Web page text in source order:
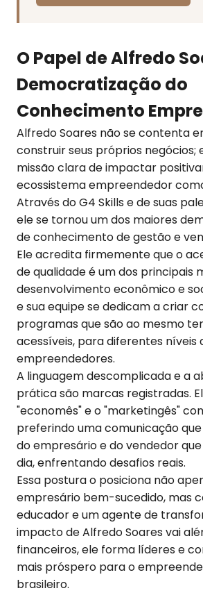
O Papel de Alfredo
Democratização do
Conhecimento
Alfredo Soares não se contenta
construir seus próprios negócios;
missão clara de impactar
ecossistema empreendedor
Através do G4 Skills e de suas
ele se tornou um dos maiores
de conhecimento de gestão e
Ele acredita firmemente que o
de qualidade é um dos principais
desenvolvimento econômico e
e sua equipe se dedicam a criar
programas que são ao mesmo
acessíveis, para diferentes níveis
empreendedores.
A linguagem descomplicada e a
prática são marcas registradas.
"economês" e o "marketingês"
preferindo uma comunicação
do empresário e do vendedor
dia, enfrentando desafios reais.
Essa postura o posiciona não
empresário bem-sucedido, mas
educador e um agente de
impacto de Alfredo Soares vai
financeiros, ele forma líderes e
mais próspero para o
brasileiro.